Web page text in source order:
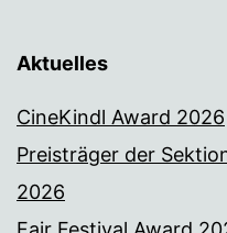
Aktuelles
CineKindl Award 2026
Preisträger der
2026